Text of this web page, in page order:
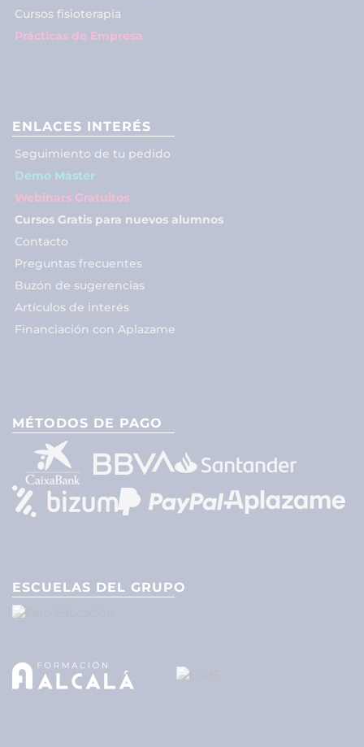
Cursos fisioterapia
Prácticas de Empresa
ENLACES INTERÉS
Seguimiento de tu pedido
Demo Máster
Webinars Gratuitos
Cursos Gratis para nuevos alumnos
Contacto
Preguntas frecuentes
Buzón de sugerencias
Artículos de interés
Financiación con Aplazame
MÉTODOS DE PAGO
ESCUELAS DEL GRUPO